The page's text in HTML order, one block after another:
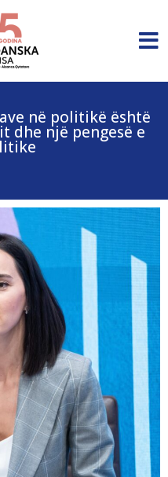
në politikë është
dhe një pengesë e